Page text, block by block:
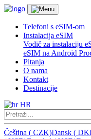
Telefoni s eSIM-om
Instalacija eSIM
Vodič za instalaciju
eSIM na Android
Pitanja
O nama
Kontakt
Destinacije
HR
Čeština ( CZK)Dansk (